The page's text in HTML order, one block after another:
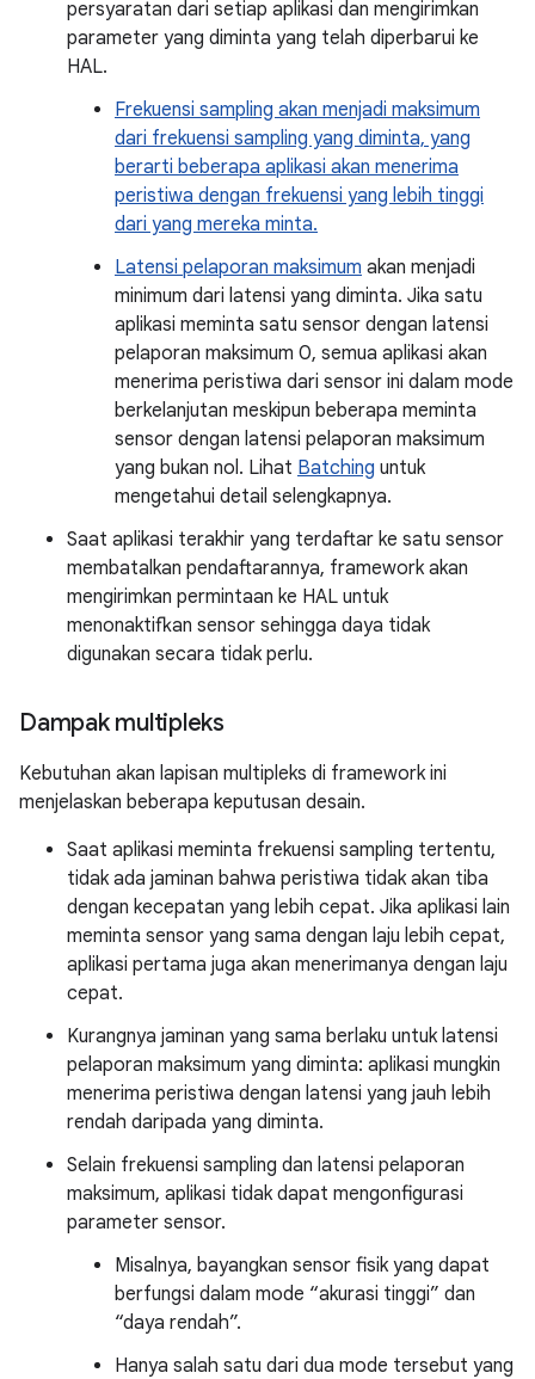
persyaratan dari setiap aplikasi dan mengirimkan
parameter yang diminta yang telah diperbarui ke
HAL.
Frekuensi sampling akan menjadi maksimum
dari frekuensi sampling yang diminta, yang
berarti beberapa aplikasi akan menerima
peristiwa dengan frekuensi yang lebih tinggi
dari yang mereka minta.
Latensi pelaporan maksimum akan menjadi
minimum dari latensi yang diminta. Jika satu
aplikasi meminta satu sensor dengan latensi
pelaporan maksimum 0, semua aplikasi akan
menerima peristiwa dari sensor ini dalam mode
berkelanjutan meskipun beberapa meminta
sensor dengan latensi pelaporan maksimum
yang bukan nol. Lihat Batching untuk
mengetahui detail selengkapnya.
Saat aplikasi terakhir yang terdaftar ke satu sensor
membatalkan pendaftarannya, framework akan
mengirimkan permintaan ke HAL untuk
menonaktifkan sensor sehingga daya tidak
digunakan secara tidak perlu.
Dampak multipleks
Kebutuhan akan lapisan multipleks di framework ini
menjelaskan beberapa keputusan desain.
Saat aplikasi meminta frekuensi sampling tertentu,
tidak ada jaminan bahwa peristiwa tidak akan tiba
dengan kecepatan yang lebih cepat. Jika aplikasi lain
meminta sensor yang sama dengan laju lebih cepat,
aplikasi pertama juga akan menerimanya dengan laju
cepat.
Kurangnya jaminan yang sama berlaku untuk latensi
pelaporan maksimum yang diminta: aplikasi mungkin
menerima peristiwa dengan latensi yang jauh lebih
rendah daripada yang diminta.
Selain frekuensi sampling dan latensi pelaporan
maksimum, aplikasi tidak dapat mengonfigurasi
parameter sensor.
Misalnya, bayangkan sensor fisik yang dapat
berfungsi dalam mode “akurasi tinggi” dan
“daya rendah”.
Hanya salah satu dari dua mode tersebut yang